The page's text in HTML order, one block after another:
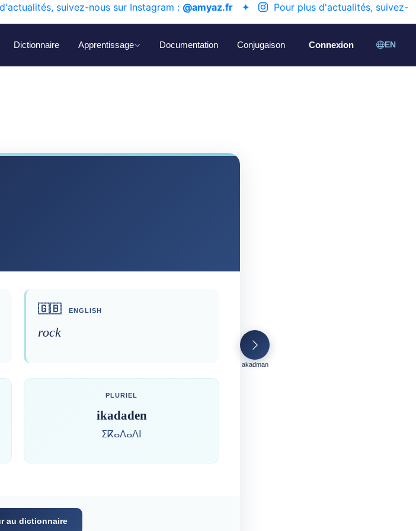
suivez-nous sur Instagram : @amyaz.fr ✦
Pour plus d'actualités, suivez-
Dictionnaire Apprentissage Documentation Conjugaison Connexion EN
🇬🇧 ENGLISH
rock
PLURIEL
ikadaden
ⵉⴽⴰⴷⴰⴷⵏ
au dictionnaire
akadman